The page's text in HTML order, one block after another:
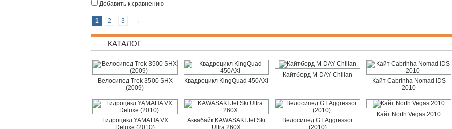
Добавить к сравнению
1 2 3 →
КАТАЛОГ
Велосипед Trek 3500 SHX
(2009)
Квадроцикл KingQuad 450AXi
Кайтборд M-DAY Chilian
Кайт Cabrinha Nomad IDS
2010
Гидроцикл YAMAHA VX
Deluxe (2010)
Аквабайк KAWASAKI Jet Ski
Ultra 260X
Велосипед GT Aggressor
(2010)
Кайт North Vegas 2010